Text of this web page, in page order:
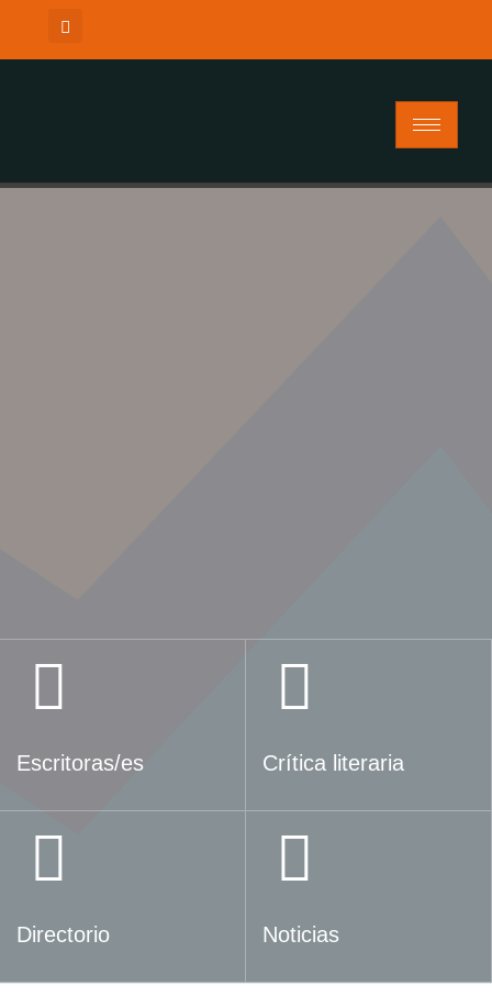
Escritoras/es Crítica literaria
Directorio Noticias